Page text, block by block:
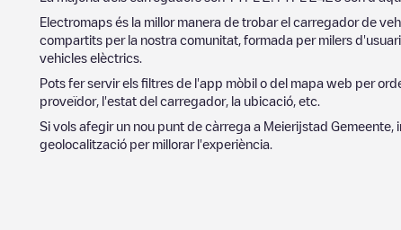
Electromaps és la millor manera de trobar el carregador de
compartits per la nostra comunitat, formada per milers
vehicles elèctrics.
Pots fer servir els filtres de l'app mòbil o del mapa web per
proveïdor, l'estat del carregador, la ubicació, etc.
Si vols afegir un nou punt de càrrega a Meierijstad Gemeente
geolocalització per millorar l'experiència.